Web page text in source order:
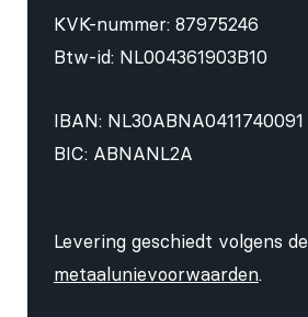
KVK-nummer: 87975246
Btw-id: NL004361903B10
IBAN: NL30ABNA0411740091
BIC: ABNANL2A
Levering geschiedt volgens de
metaalunievoorwaarden.